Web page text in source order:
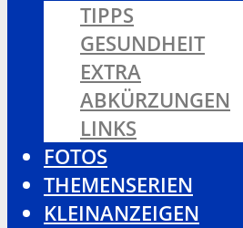
TIPPS
GESUNDHEIT
EXTRA
ABKÜRZUNGEN
LINKS
FOTOS
THEMENSERIEN
KLEINANZEIGEN